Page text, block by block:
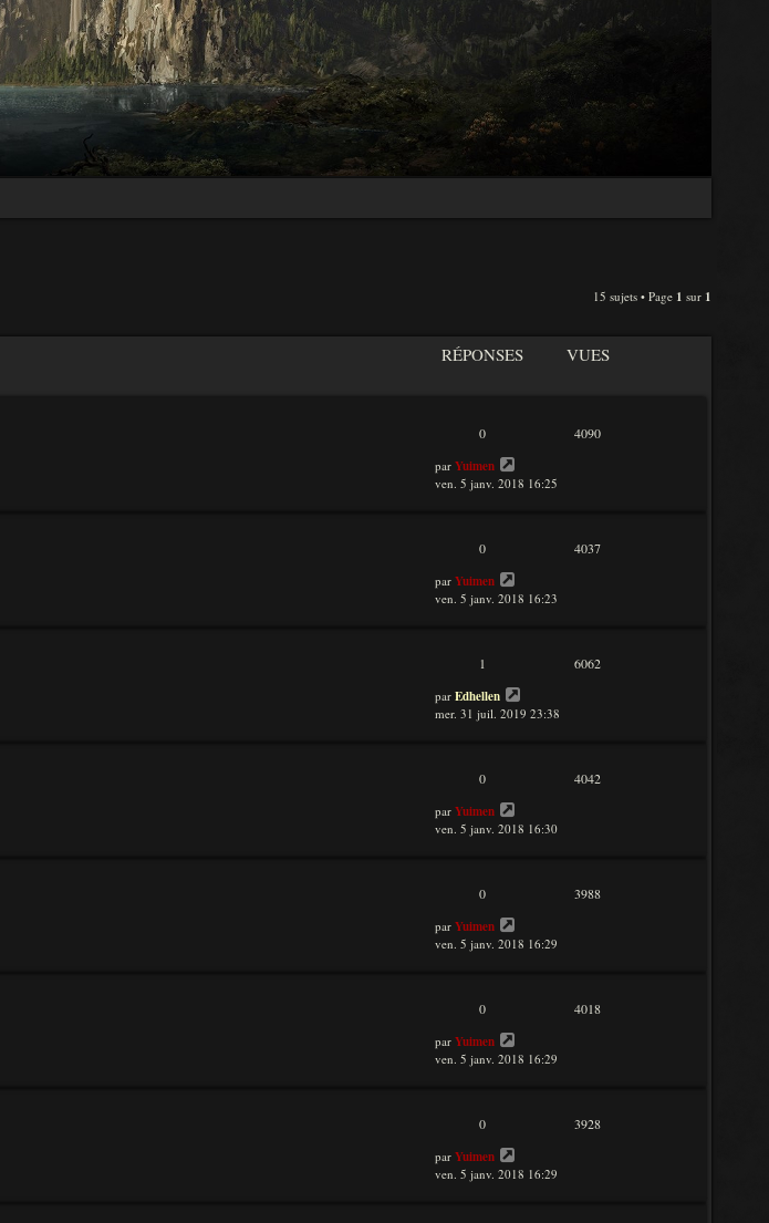
15 sujets • Page 1 sur 1
RÉPONSES
VUES
0 4090
par Yuimen
ven. 5 janv. 2018 16:25
0 4037
par Yuimen
ven. 5 janv. 2018 16:23
1 6062
par Edhellen
mer. 31 juil. 2019 23:38
0 4042
par Yuimen
ven. 5 janv. 2018 16:30
0 3988
par Yuimen
ven. 5 janv. 2018 16:29
0 4018
par Yuimen
ven. 5 janv. 2018 16:29
0 3928
par Yuimen
ven. 5 janv. 2018 16:29